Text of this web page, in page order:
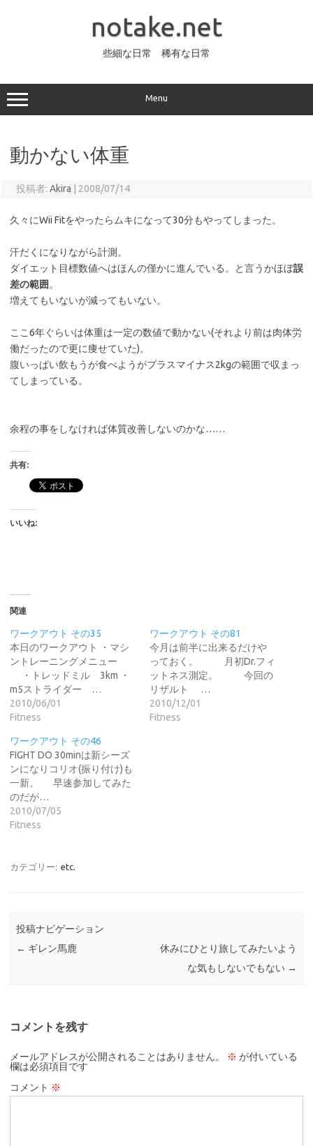
ッ
プ
notake.net
些細な日常 稀有な日常
Menu
動かない体重
投稿者: Akira 2008/07/14
久々にWii Fitをやったらムキになって30分もやってしまった。
汗だくになりながら計測。
ダイエット目標数値へはほんの僅かに進んでいる。と言うかほぼ誤
差の範囲 。
増えてもいないが減ってもいない。
ここ6年ぐらいは体重は一定の数値で動かない(それより前は肉体労
働だったので更に痩せていた)。
腹いっぱい飲もうが食べようがプラスマイナス2kgの範囲で収まっ
てしまっている。
余程の事をしなければ体質改善しないのかな……
共有:
いいね:
関連
ワークアウト その35
本日のワークアウト ・マシ
ントレーニングメニュー
・トレッドミル 3km ・
m5ストライダー …
2010/06/01
Fitness
ワークアウト その81
今月は前半に出来るだけや
っておく。 月初Dr.フィ
ットネス測定。 今回の
リザルト …
2010/12/01
Fitness
ワークアウト その46
FIGHT DO 30minは新シーズ
ンになりコリオ(振り付け)も
一新。 早速参加してみた
のだが…
2010/07/05
Fitness
カテゴリー: etc.
投稿ナビゲーション
← ギレン馬鹿
休みにひとり旅してみたいよう
な気もしないでもない →
コメントを残す
メールアドレスが公開されることはありません。 ※ が付いている
欄は必須項目です
コメント ※